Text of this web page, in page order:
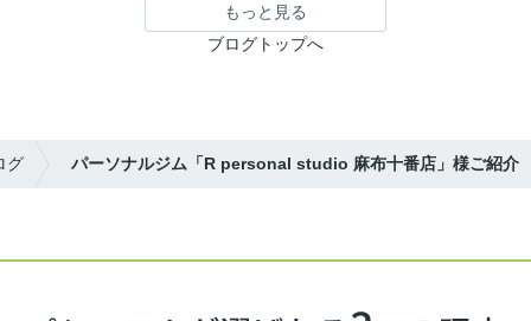
もっと見る
ブログトップへ
グ パーソナルジム「R personal studio 麻布十番店」様ご紹介